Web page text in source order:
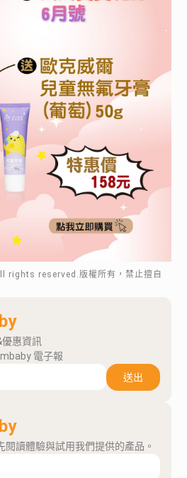
rights reserved.版權所有，禁止擅自
惠資訊
電子報
送出
閱讀體驗與試用我們提供的產品。